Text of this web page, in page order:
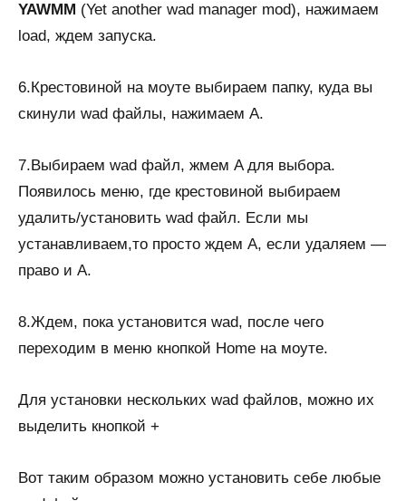
YAWMM (Yet another wad manager mod), нажимаем
load, ждем запуска.
6.Крестовиной на моуте выбираем папку, куда вы
скинули wad файлы, нажимаем A.
7.Выбираем wad файл, жмем A для выбора.
Появилось меню, где крестовиной выбираем
удалить/установить wad файл. Если мы
устанавливаем,то просто ждем A, если удаляем —
право и A.
8.Ждем, пока установится wad, после чего
переходим в меню кнопкой Home на моуте.
Для установки нескольких wad файлов, можно их
выделить кнопкой +
Вот таким образом можно установить себе любые